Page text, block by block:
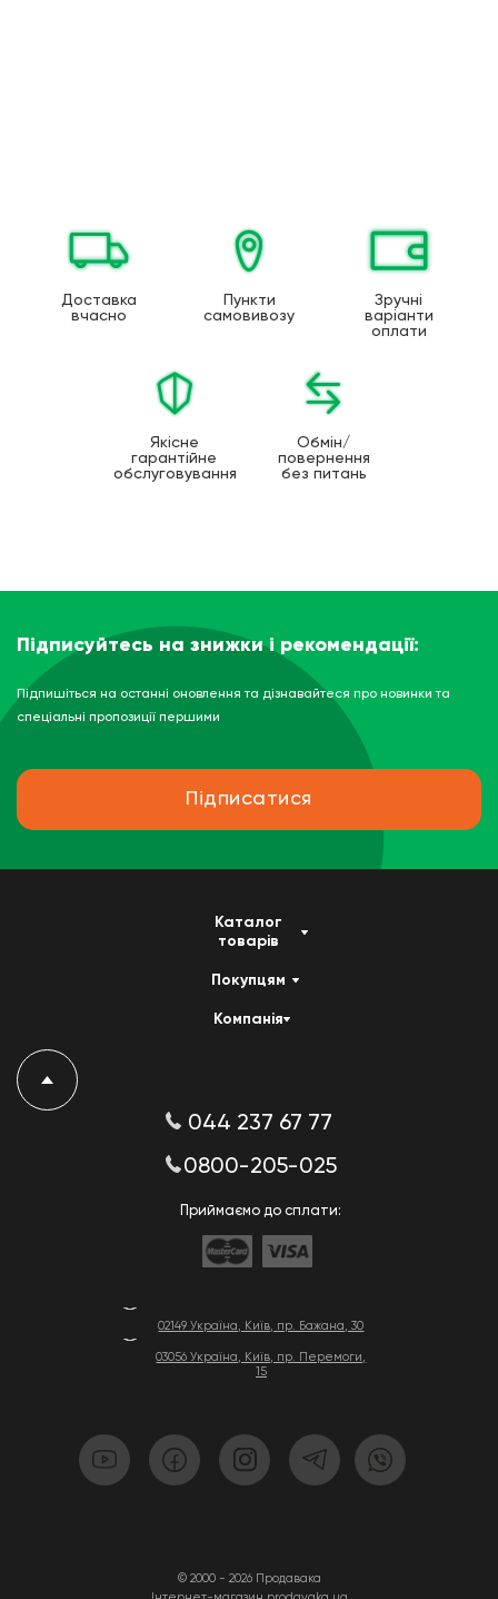
Доставка
вчасно
Пункти
самовивозу
Зручні
варіанти
оплати
Якісне
гарантійне
обслуговування
Обмін/
повернення
без питань
Підписуйтесь на знижки і рекомендації:
Підпишіться на останні оновлення та дізнавайтеся про новинки та
спеціальні пропозиції першими
Підписатися
02149 Україна, Київ, пр. Бажана, 30
03056 Україна, Київ, пр. Перемоги,
15
© 2000 - 2026 Продавака
Каталог
товарів
Покупцям
Компанія
044 237 67 77
0800-205-025
Приймаємо до сплати: